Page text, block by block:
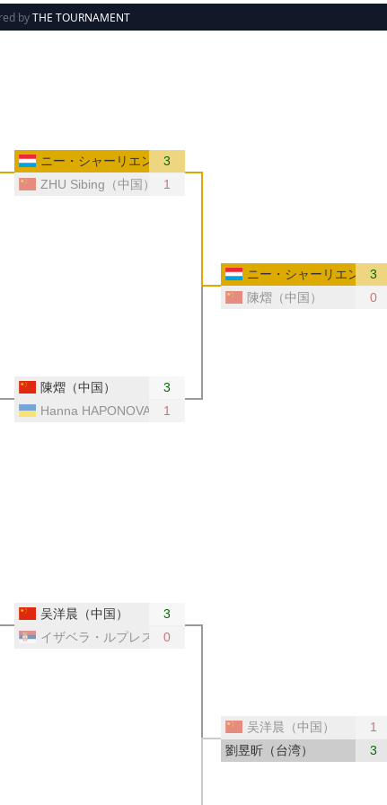
byTHE TOURNAMENT
ブルク）
）
ア）
ニー・シャーリエン（ルクセンブルク）
3
ZHU Sibing（中国）
1
陳熠（中国）
3
Hanna HAPONOVA（ウクライナ）
1
吴洋晨（中国）
3
イザベラ・ルプレスク（セルビア）
0
ニー・シャーリエン（ル
3
陳熠（中国）
0
吴洋晨（中国）
1
劉昱昕（台湾）
3